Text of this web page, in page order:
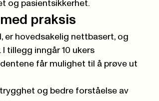
og pasientsikkerhet.
praksis
er hovedsakelig nettbasert, og
tillegg inngår 10 ukers
får mulighet til å prøve ut
og bedre forståelse av